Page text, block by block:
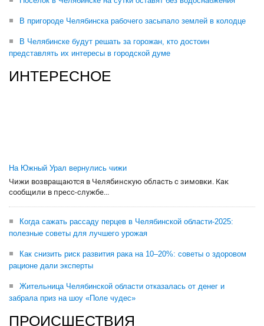
В пригороде Челябинска рабочего засыпало землей в колодце
В Челябинске будут решать за горожан, кто достоин
представлять их интересы в городской думе
ИНТЕРЕСНОЕ
На Южный Урал вернулись чижи
Чижи возвращаются в Челябинскую область с зимовки. Как
сообщили в пресс-службе...
Когда сажать рассаду перцев в Челябинской области-2025:
полезные советы для лучшего урожая
Как снизить риск развития рака на 10–20%: советы о здоровом
рационе дали эксперты
Жительница Челябинской области отказалась от денег и
забрала приз на шоу «Поле чудес»
ПРОИСШЕСТВИЯ